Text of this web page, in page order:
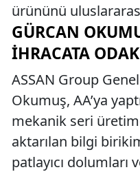
ürününü
GÜRCAN
İHRACATA
ASSAN Group
Okumuş, AA’ya
mekanik seri
aktarılan bilgi
patlayıcı